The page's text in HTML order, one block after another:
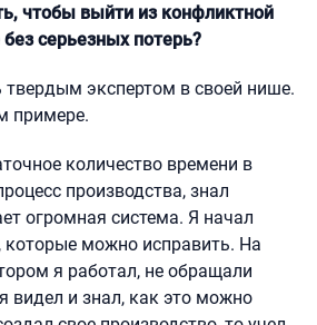
чтобы выйти из конфликтной
серьезных потерь?
экспертом в своей нише.
примере.
количество времени в
производства, знал
огромная система. Я начал
можно исправить. На
я работал, не обращали
видел и знал, как это можно